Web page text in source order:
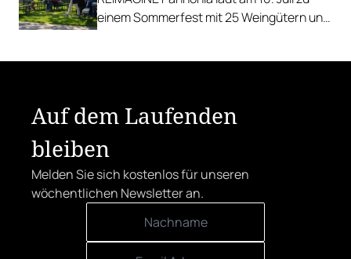
einem Sommerfest mit 25 Weingütern und
Auf dem Laufenden
bleiben
Melden Sie sich kostenlos für unseren
wöchentlichen Newsletter an.